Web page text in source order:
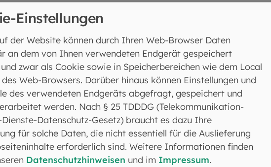
Einstellungen
der Website können durch Ihren Web-Browser Daten
an dem von Ihnen verwendeten Endgerät gespeichert
zwar als Cookie sowie in Speicherbereichen wie dem Local
Web-Browsers. Darüber hinaus können Einstellungen und
des verwendeten Endgeräts abgefragt, gespeichert und
werden. Nach § 25 TDDDG (Telekommunikation-
Datenschutz-Gesetz) braucht es dazu Ihre
für solche Daten, die nicht essentiell für die Auslieferung
erforderlich sind. Weitere Informationen finden
Datenschutzhinweisen und im Impressum.